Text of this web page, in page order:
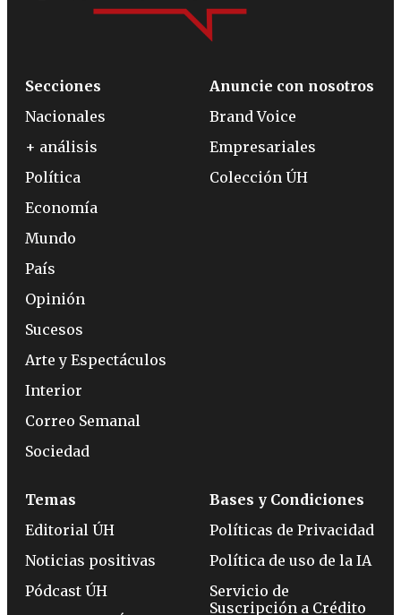
Secciones
Nacionales
+ análisis
Política
Economía
Mundo
País
Opinión
Sucesos
Arte y Espectáculos
Interior
Correo Semanal
Sociedad
Anuncie con nosotros
Brand Voice
Empresariales
Colección ÚH
Temas
Editorial ÚH
Noticias positivas
Pódcast ÚH
Bases y Condiciones
Políticas de Privacidad
Política de uso de la IA
Servicio de
Suscripción a Crédito